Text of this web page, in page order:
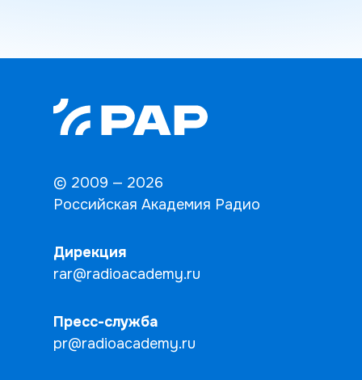
Дирекция
rar@radioacademy.ru
Пресс-служба
pr@radioacademy.ru
© 2009 — 2026
Российская Академия Радио